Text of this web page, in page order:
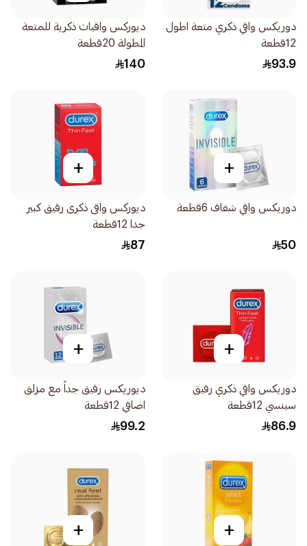
دوريكس واقي ذكري متعة اطول
12قطعة
93.9
ديوركس واقيات ذكرية للمتعة
المطولة 20قطعة
140
+
دوريكس واقي شفاف 6قطعة
50
+
ديوركس واقى ذكرى رقيق كبير
جدا 12قطعة
87
+
دوريكس واقي ذكري رقيق
سينسي 12قطعة
86.9
+
ديوريكس رقيق جداً مع مزلق
اضافي 12قطعة
99.2
+
+